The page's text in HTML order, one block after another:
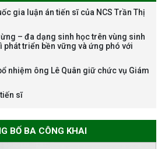
Nguyễn Thế Thông
Thông báo chương trình học
bổng Nagao tại Việt Nam năm
gia luận án tiến sĩ của NCS Trần Thị
– đa dạng sinh học trên vùng sinh
phát triển bền vững và ứng phó với
nhiệm ông Lê Quân giữ chức vụ Giám
sĩ
BỐ BA CÔNG KHAI